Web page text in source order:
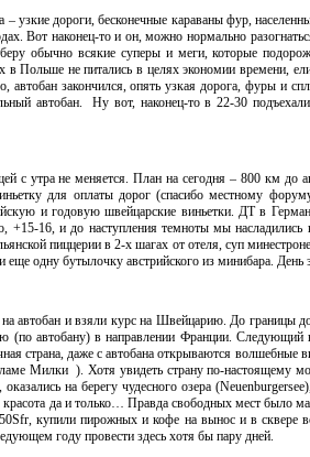
– узкие дороги, бесконечные караваны фур,
Вот наконец-то и он, можно нормально
обычно всякие суперы и меги, которые
в Польше не питались в целях экономии времени,
автобан закончился, опять узкая дорога, фуры и
автобан. Ну вот, наконец-то в 22-30
с утра не меняется. План на сегодня – 800 км до
для оплаты дорог (спасибо местному
и годовую швейцарские виньетки. ДТ в
+15-16, и до наступления темноты мы насладились
пиццерии в 2-х шагах от отеля, суп
одну бутылочку австрийского из минибара. День
автобан и взяли курс на Швейцарию. До границы
автобану) в направлении Франции. Следующий
страна, даже с автобана открываются
Милки ). Хотя увидеть страну по-настоящему
на берегу чудесного озера
да и только… Правда свободных мест было
купили пирожных и кофе на вынос и в сквере
году провести здесь хотя бы пару дней.